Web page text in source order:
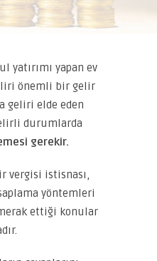
yatırımı yapan ev
önemli bir gelir
geliri elde eden
durumlarda
gerekir.
vergisi istisnası,
yöntemleri
ettiği konular